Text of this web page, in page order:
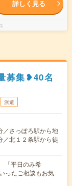
詳しく見る
募集❥40名
派遣
／さっぽろ駅から地
／北１２条駅から徒
「平日のみ希
ったご相談もお気